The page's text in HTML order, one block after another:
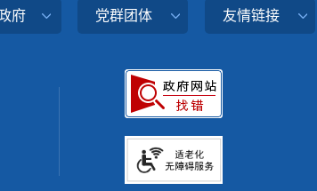
府 党群团体 友情链接